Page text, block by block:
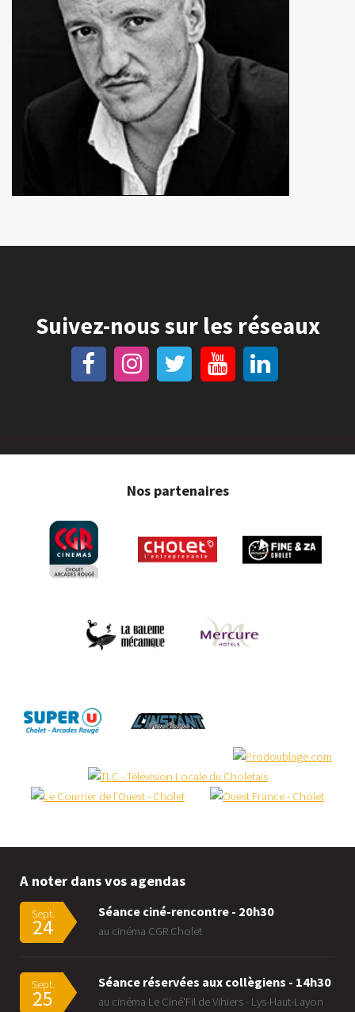
En détails
Suivez-nous sur les réseaux
Nos partenaires
A noter dans vos agendas
Sept.
24
Séance ciné-rencontre - 20h30
au cinéma CGR Cholet
Sept.
25
Séance réservées aux collègiens - 14h30
au cinéma Le Ciné'Fil de Vihiers - Lys-Haut-Layon